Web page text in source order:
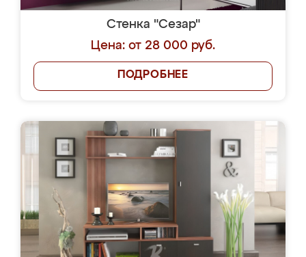
Стенка "Сезар"
Цена: от 28 000 руб.
ПОДРОБНЕЕ